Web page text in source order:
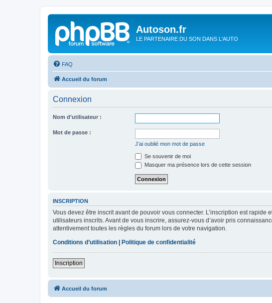
Autoson.fr
LE PARTENAIRE DU SON DANS L'AUTO
FAQ
Accueil du forum
Connexion
Nom d’utilisateur :
Mot de passe :
J’ai oublié mon mot de passe
Se souvenir de moi
Masquer ma présence lors de cette session
INSCRIPTION
Vous devez être inscrit avant de pouvoir vous connecter. L’inscription est
utilisateurs inscrits. Avant de vous inscrire, assurez-vous d’avoir pris
attentivement toutes les règles du forum lors de votre navigation.
Conditions d’utilisation
Politique de confidentialité
Inscription
Accueil du forum